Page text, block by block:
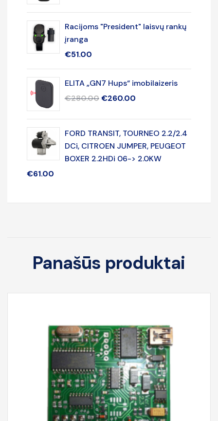
Racijoms "President" laisvų rankų
įranga
€51.00
ELITA „GN7 Hups“ imobilaizeris
€280.00 €260.00
FORD TRANSIT, TOURNEO 2.2/2.4
DCi, CITROEN JUMPER, PEUGEOT
BOXER 2.2HDi 06-> 2.0KW
€61.00
Panašūs produktai